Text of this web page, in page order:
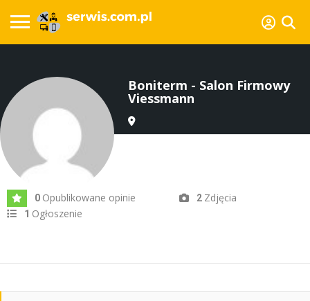
Boniterm - Salon Firmowy
Viessmann
0 Opublikowane opinie 2 Zdjęcia
1 Ogłoszenie